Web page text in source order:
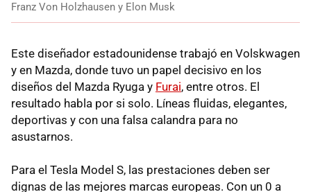
Franz Von Holzhausen y Elon Musk
Este diseñador estadounidense trabajó en Volskwagen
y en Mazda, donde tuvo un papel decisivo en los
diseños del Mazda Ryuga y Furai, entre otros. El
resultado habla por si solo. Líneas fluidas, elegantes,
deportivas y con una falsa calandra para no
asustarnos.
Para el Tesla Model S, las prestaciones deben ser
dignas de las mejores marcas europeas. Con un 0 a